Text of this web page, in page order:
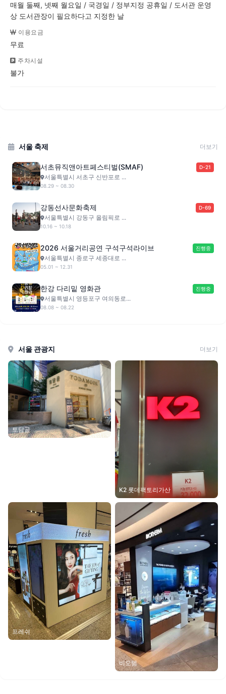
매월 둘째, 넷째 월요일 / 국경일 / 정부지정 공휴일 / 도서관 운영
상 도서관장이 필요하다고 지정한 날
이용요금
무료
주차시설
불가
서울 축제 더보기
서초뮤직앤아트페스티벌(SMAF) D-21
서울특별시 서초구 신반포로 ...
08.29 ~ 08.30
강동선사문화축제 D-69
서울특별시 강동구 올림픽로 ...
10.16 ~ 10.18
2026 서울거리공연 구석구석라이브 진행중
서울특별시 종로구 세종대로 ...
05.01 ~ 12.31
한강 다리밑 영화관 진행중
서울특별시 영등포구 여의동로...
08.08 ~ 08.22
서울 관광지 더보기
토담골
K2 롯데팩토리가산
프레쉬
비오템